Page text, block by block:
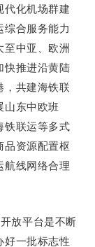
代化机场群建
合服务能力
至中亚、欧洲
快推进沿黄陆
，共建海铁联
山东中欧班
铁联运等多式
品资源配置枢
航线网络合理
放平台是不断
好一批标志性